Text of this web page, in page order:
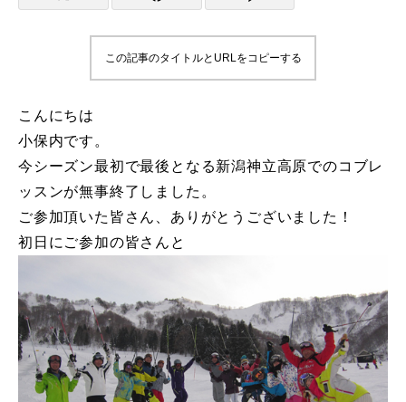
鷲ヶ岳＆高鷲スノーパーク
宮城山形
岩手高原
白馬五竜FA
レッスンテーマから選ぶ
初級1
初級2
中級1
この記事のタイトルとURLをコピーする
こんにちは
小保内です。
今シーズン最初で最後となる新潟神立高原でのコブレ
ッスンが無事終了しました。
ご参加頂いた皆さん、ありがとうございました！
初日にご参加の皆さんと